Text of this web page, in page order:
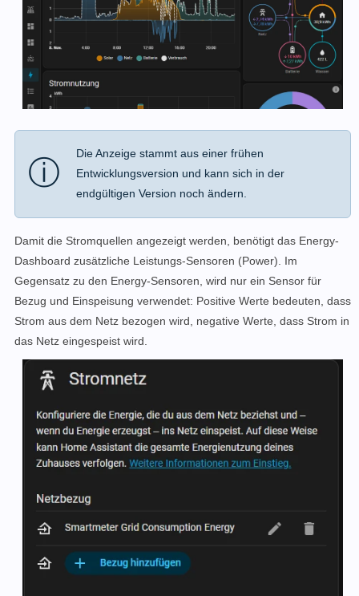
ⓘ
Die Anzeige stammt aus einer frühen
Entwicklungsversion und kann sich in der
endgültigen Version noch ändern.
Damit die Stromquellen angezeigt werden, benötigt das Energy-
Dashboard zusätzliche Leistungs-Sensoren (Power). Im
Gegensatz zu den Energy-Sensoren, wird nur ein Sensor für
Bezug und Einspeisung verwendet: Positive Werte bedeuten, dass
Strom aus dem Netz bezogen wird, negative Werte, dass Strom in
das Netz eingespeist wird.